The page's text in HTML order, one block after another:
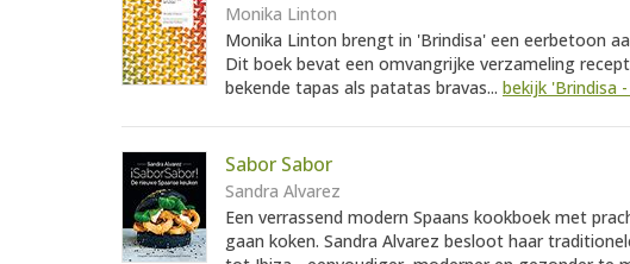
Monika Linton
Monika Linton brengt in 'Brindisa' een eerbetoon
Dit boek bevat een omvangrijke verzameling
bekende tapas als patatas bravas... bekijk 'Brindisa
Sabor Sabor
Sandra Alvarez
Een verrassend modern Spaans kookboek met
gaan koken. Sandra Alvarez besloot haar